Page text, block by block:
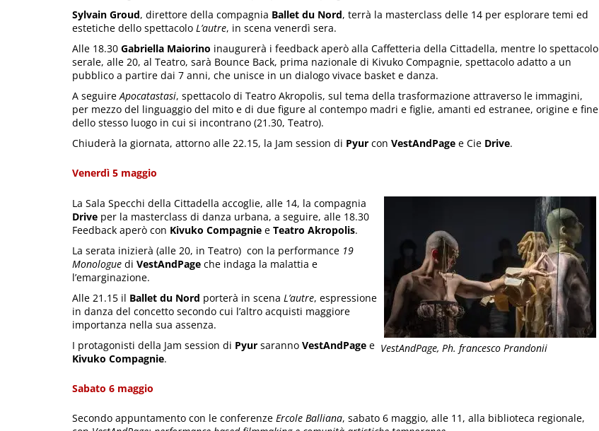
Sylvain Groud, direttore della compagnia Ballet du Nord, terrà la masterclass delle 14 per esplorare temi ed
estetiche dello spettacolo L’autre, in scena venerdì sera.
Alle 18.30 Gabriella Maiorino inaugurerà i feedback aperò alla Caffetteria della Cittadella, mentre lo spettacolo
serale, alle 20, al Teatro, sarà Bounce Back, prima nazionale di Kivuko Compagnie, spettacolo adatto a un
pubblico a partire dai 7 anni, che unisce in un dialogo vivace basket e danza.
A seguireApocatastasi, spettacolo di Teatro Akropolis, sul tema della trasformazione attraverso le immagini,
per mezzo del linguaggio del mito e di due figure al contempo madri e figlie, amanti ed estranee, origine e fine
dello stesso luogo in cui si incontrano (21.30, Teatro).
Chiuderà la giornata, attorno alle 22.15, la Jam session di Pyur con VestAndPage e Cie Drive.
Venerdì 5 maggio
VestAndPage, Ph. francesco Prandonii
La Sala Specchi della Cittadella accoglie, alle 14, la compagnia
Drive per la masterclass di danza urbana, a seguire, alle 18.30
Feedback aperò con Kivuko Compagnie e Teatro Akropolis.
La serata inizierà (alle 20, in Teatro) con la performance 19
Monologue di VestAndPage che indaga la malattia e
l’emarginazione.
Alle 21.15 il Ballet du Nord porterà in scena L’autre, espressione
in danza del concetto secondo cui l’altro acquisti maggiore
importanza nella sua assenza.
I protagonisti della Jam session di Pyur saranno VestAndPage e
Kivuko Compagnie.
Sabato 6 maggio
Secondo appuntamento con le conferenze Ercole Balliana, sabato 6 maggio, alle 11, alla biblioteca regionale,